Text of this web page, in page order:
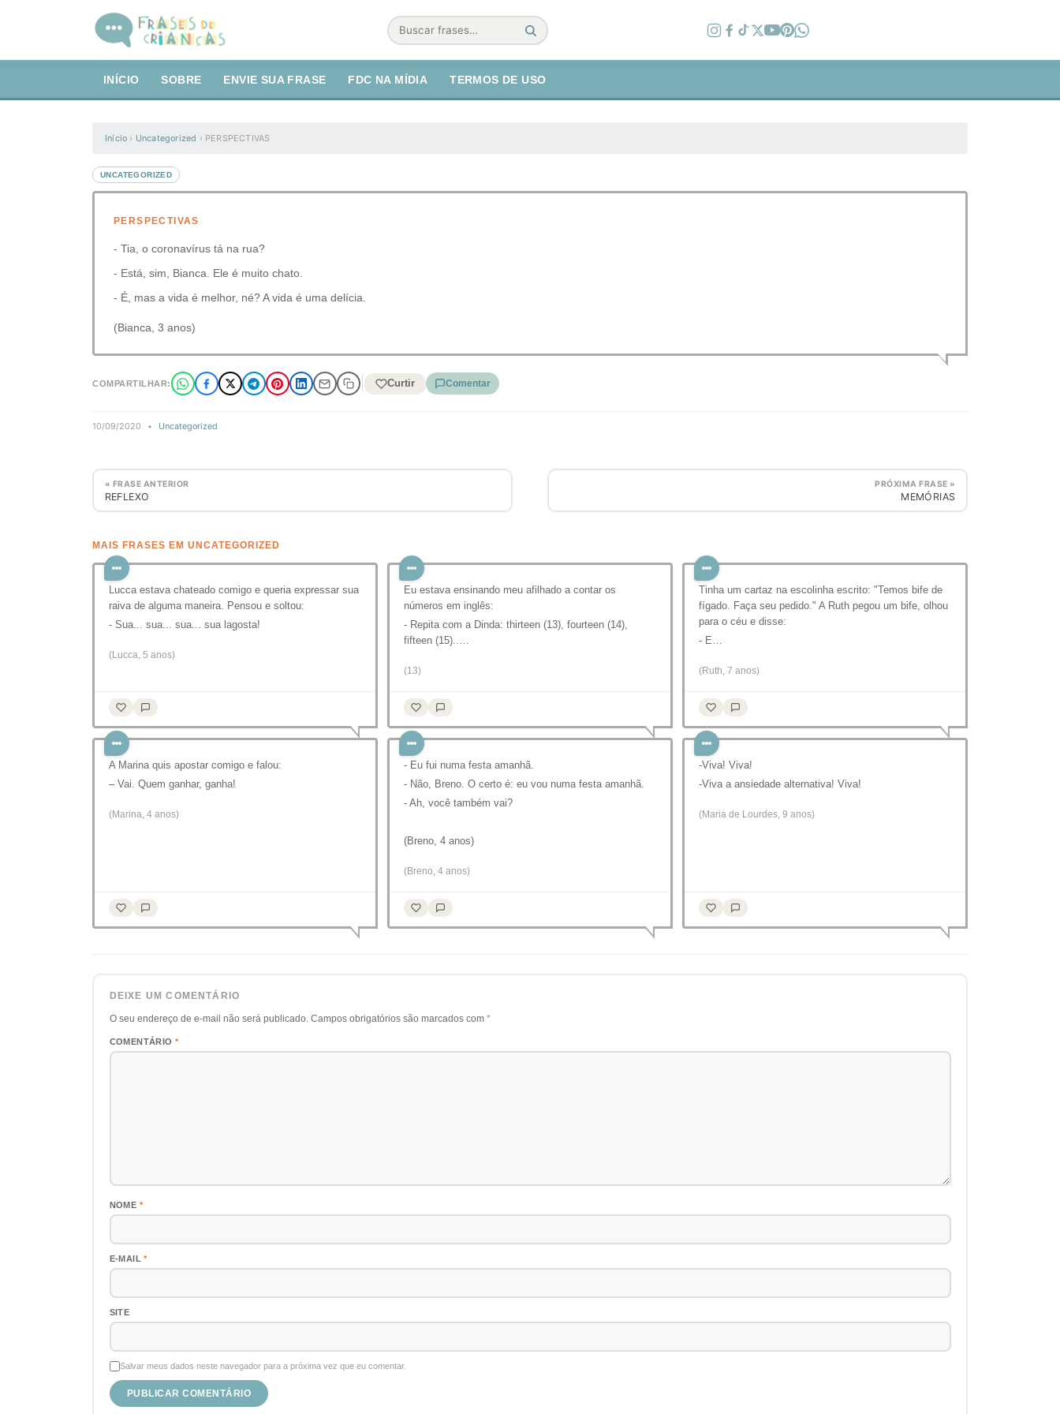
Buscar
INÍCIO SOBRE ENVIE SUA FRASE FDC NA MÍDIA TERMOS DE USO
Início › Uncategorized › PERSPECTIVAS
UNCATEGORIZED
PERSPECTIVAS
- Tia, o coronavírus tá na rua?
- Está, sim, Bianca. Ele é muito chato.
- É, mas a vida é melhor, né? A vida é uma delícia.
(Bianca, 3 anos)
COMPARTILHAR: Curtir Comentar
10/09/2020 • Uncategorized
« FRASE ANTERIOR
REFLEXO
PRÓXIMA FRASE »
MEMÓRIAS
MAIS FRASES EM UNCATEGORIZED
Lucca estava chateado comigo e queria expressar sua
raiva de alguma maneira. Pensou e soltou:
- Sua... sua... sua... sua lagosta!
(Lucca, 5 anos)
Eu estava ensinando meu afilhado a contar os
números em inglês:
- Repita com a Dinda: thirteen (13), fourteen (14),
fifteen (15)..…
(13)
Tinha um cartaz na escolinha escrito: "Temos bife de
fígado. Faça seu pedido." A Ruth pegou um bife, olhou
para o céu e disse:
- E…
(Ruth, 7 anos)
A Marina quis apostar comigo e falou:
– Vai. Quem ganhar, ganha!
(Marina, 4 anos)
- Eu fui numa festa amanhã. ⠀
- Não, Breno. O certo é: eu vou numa festa amanhã. ⠀
- Ah, você também vai? ⠀
(Breno, 4 anos)⠀
(Breno, 4 anos)
-Viva! Viva!
-Viva a ansiedade alternativa! Viva!
(Maria de Lourdes, 9 anos)
DEIXE UM COMENTÁRIO
O seu endereço de e-mail não será publicado. Campos obrigatórios são marcados com *
COMENTÁRIO *
NOME *
E-MAIL*
SITE
Salvar meus dados neste navegador para a próxima vez que eu comentar.